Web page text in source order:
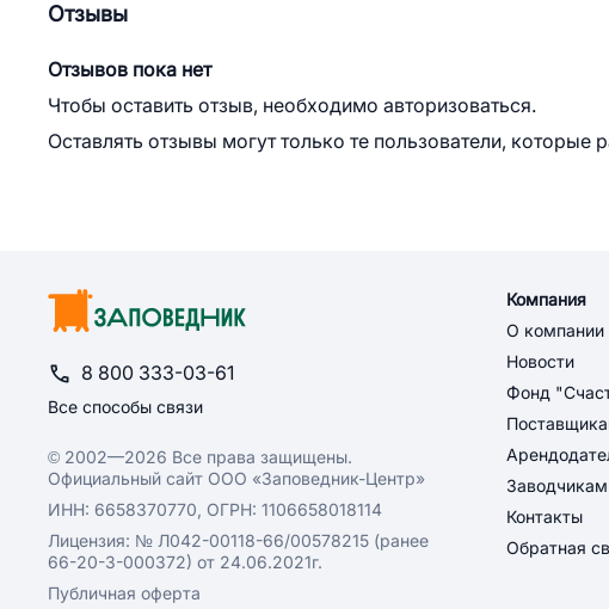
Отзывы
Отзывов пока нет
Чтобы оставить отзыв, необходимо авторизоваться.
Оставлять отзывы могут только те пользователи, которые
8 800 333-03-61
Все способы связи
© 2002—2026 Все права защищены.
Официальный сайт ООО «Заповедник-Центр»
ИНН: 6658370770, ОГРН: 1106658018114
Лицензия: № Л042-00118-66/00578215 (ранее
66-20-3-000372) от 24.06.2021г.
Публичная оферта
Компания
О компании
Новости
Фонд
Заводчикам
Контакты
Обратная